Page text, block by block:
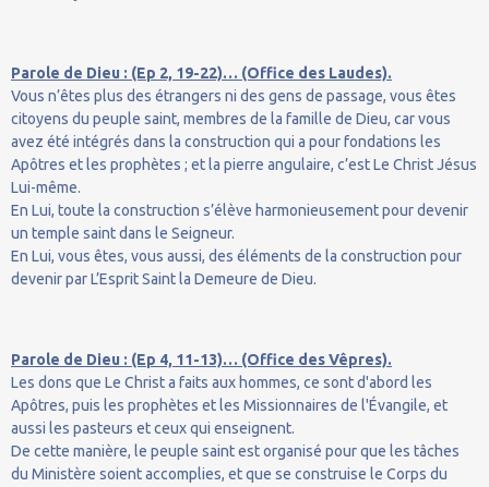
Parole de Dieu : (Ep 2, 19-22)… (Office des Laudes).
Vous n’êtes plus des étrangers ni des gens de passage, vous êtes
citoyens du peuple saint, membres de la famille de Dieu, car vous
avez été intégrés dans la construction qui a pour fondations les
Apôtres et les prophètes ; et la pierre angulaire, c’est Le Christ Jésus
Lui-même.
En Lui, toute la construction s’élève harmonieusement pour devenir
un temple saint dans le Seigneur.
En Lui, vous êtes, vous aussi, des éléments de la construction pour
devenir par L’Esprit Saint la Demeure de Dieu.
Parole de Dieu : (Ep 4, 11-13)… (Office des Vêpres).
Les dons que Le Christ a faits aux hommes, ce sont d'abord les
Apôtres, puis les prophètes et les Missionnaires de l'Évangile, et
aussi les pasteurs et ceux qui enseignent.
De cette manière, le peuple saint est organisé pour que les tâches
du Ministère soient accomplies, et que se construise le Corps du